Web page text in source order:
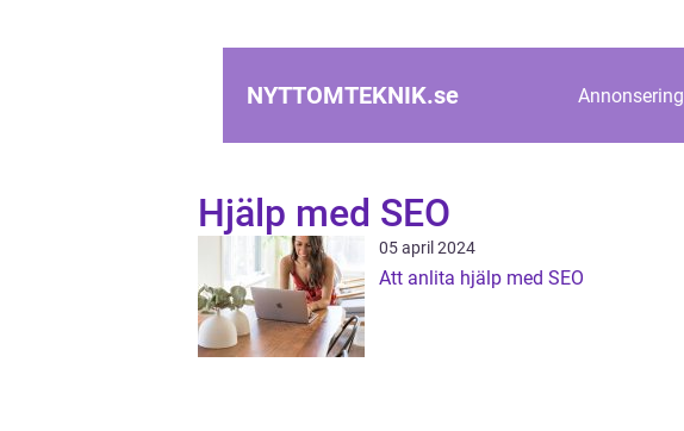
NYTTOMTEKNIK.se Annonsering
Hjälp med SEO
05 april 2024
Att anlita hjälp med SEO